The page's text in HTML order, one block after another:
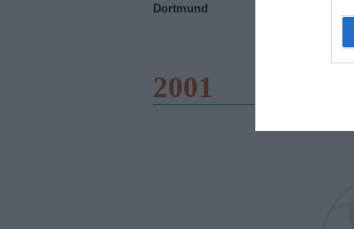
Dortmund
2001